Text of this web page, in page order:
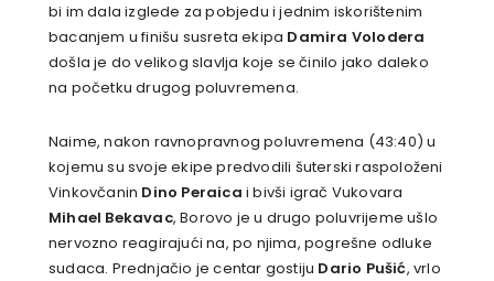
bi im dala izglede za pobjedu i jednim iskorištenim
bacanjem u finišu susreta ekipa Damira Volodera
došla je do velikog slavlja koje se činilo jako daleko
na početku drugog poluvremena.
Naime, nakon ravnopravnog poluvremena (43:40) u
kojemu su svoje ekipe predvodili šuterski raspoloženi
Vinkovčanin Dino Peraica i bivši igrač Vukovara
Mihael Bekavac, Borovo je u drugo poluvrijeme ušlo
nervozno reagirajući na, po njima, pogrešne odluke
sudaca. Prednjačio je centar gostiju Dario Pušić, vrlo